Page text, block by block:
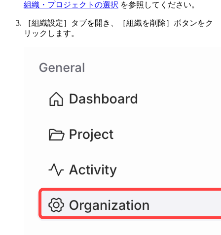
組織・プロジェクトの選択 を参照してください。
［組織設定］タブを開き、［組織を削除］ボタンをク
リックします。